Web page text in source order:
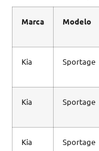
Marca Modelo
Kia Sportage
Kia Sportage
Kia Sportage